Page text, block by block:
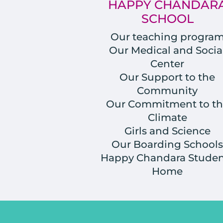
HAPPY
SCHOOL
Our teaching
Our Medical and
Center
Our Support to the
Community
Our Commitment to
Climate
Girls and Science
Our Boarding Schools
Happy Chandara
Home